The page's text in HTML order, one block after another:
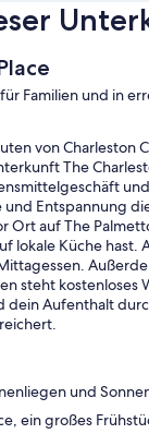
Familien und in
von Charleston
The
und Entspannung
Ort auf The
lokale Küche
steht kostenloses
dein Aufenthalt
und
ein großes